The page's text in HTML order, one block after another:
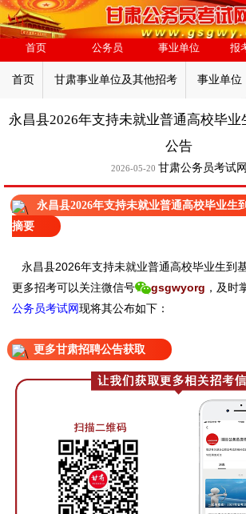
首页 公务员 事业单位 报
首页 甘肃事业单位及其他招考 事业单位
永昌县2026年支持未就业普通高校毕业
公告
2026-05-20 甘肃公务员考试网
永昌县2026年支持未就业普通高校毕业生
摘要
永昌县2026年支持未就业普通高校毕业生到
更多招考可以关注微信号 gsgwyorg ， 及时
公务员考试网现将其公布如下：
更多甘肃招聘公告获取